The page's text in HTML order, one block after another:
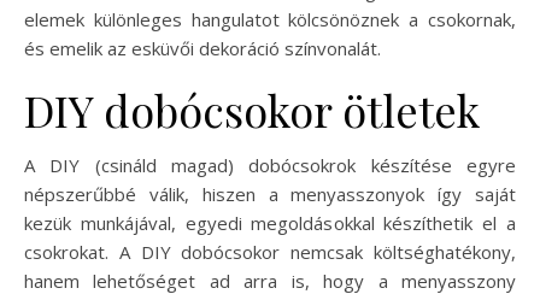
elemek különleges hangulatot kölcsönöznek a csokornak,
és emelik az esküvői dekoráció színvonalát.
DIY dobócsokor ötletek
A DIY (csináld magad) dobócsokrok készítése egyre
népszerűbbé válik, hiszen a menyasszonyok így saját
kezük munkájával, egyedi megoldásokkal készíthetik el a
csokrokat. A DIY dobócsokor nemcsak költséghatékony,
hanem lehetőséget ad arra is, hogy a menyasszony